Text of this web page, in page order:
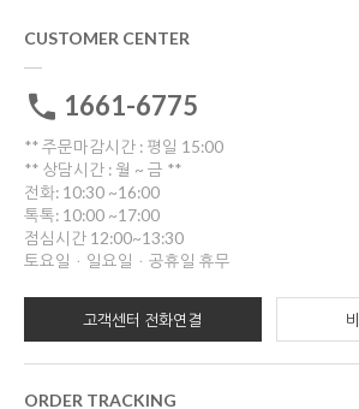
CUSTOMER CENTER
1661-6775
** 주문마감시간 : 평일 15:00
** 상담시간 : 월 ~ 금 **
전화: 10:30 ~16:00
톡톡: 10:00 ~17:00
점심시간 12:00~13:30
토요일ㆍ일요일ㆍ공휴일 휴무
고객센터 전화연결
ORDER TRACKING